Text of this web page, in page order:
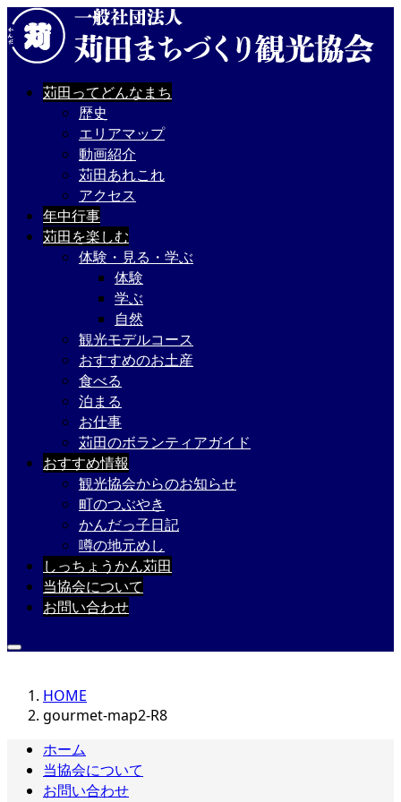
苅田ってどんなまち
歴史
エリアマップ
動画紹介
苅田あれこれ
アクセス
年中行事
苅田を楽しむ
体験・見る・学ぶ
体験
学ぶ
自然
観光モデルコース
おすすめのお土産
食べる
泊まる
お仕事
苅田のボランティアガイド
おすすめ情報
観光協会からのお知らせ
町のつぶやき
かんだっ子日記
噂の地元めし
しっちょうかん苅田
当協会について
お問い合わせ
HOME
gourmet-map2-R8
ホーム
当協会について
お問い合わせ